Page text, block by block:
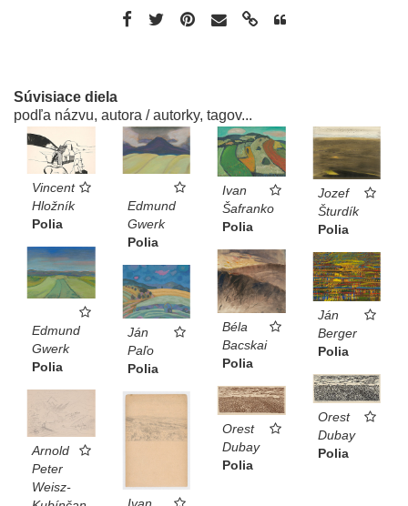
Súvisiace diela
podľa názvu, autora / autorky, tagov...
Vincent
Hložník
Polia
Edmund
Gwerk
Polia
Ivan
Šafranko
Polia
Jozef
Šturdík
Polia
Edmund
Gwerk
Polia
Béla
Bacskai
Polia
Ján
Berger
Polia
Ján
Paľo
Polia
Orest
Dubay
Polia
Orest
Dubay
Polia
Arnold
Peter
Weisz-